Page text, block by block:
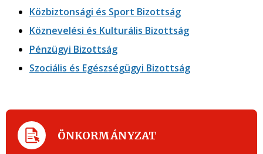
Közbiztonsági és Sport Bizottság
Köznevelési és Kulturális Bizottság
Pénzügyi Bizottság
Szociális és Egészségügyi Bizottság
ÖNKORMÁNYZAT